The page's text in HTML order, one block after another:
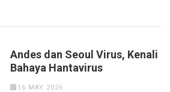
Andes dan Seoul Virus, Kenali
Bahaya Hantavirus
16 MAY 2026